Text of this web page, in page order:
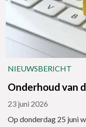
NIEUWSBERICHT
Onderhoud van
23 juni 2026
Op donderdag 25 juni